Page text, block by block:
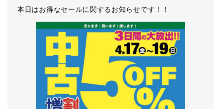
本日はお得なセールに関するお知らせです！！